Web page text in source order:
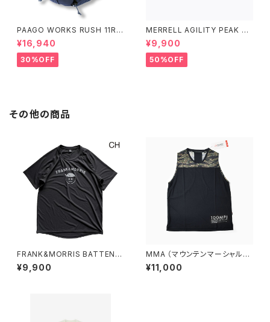
PAAGO WORKS RUSH 11R A
LPINE BLUE
¥16,940
30%OFF
MERRELL AGILITY PEAK 5
アジリティー ピーク 5［ウィメン
ズ］ BLACK/BLACK ブラック/
ブラック
¥9,900
50%OFF
その他の商品
FRANK&MORRIS BATTEN B
OY （チャコール）
¥9,900
MMA （マウンテンマーシャルア
ーツ） 100MPJ Trail Sleeve-
less (Black)
¥11,000